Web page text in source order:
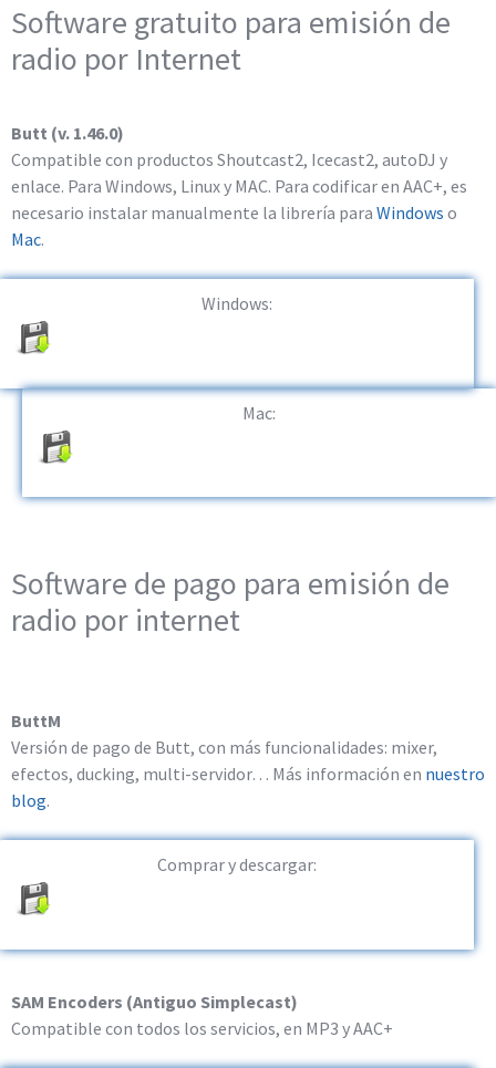
Software gratuito para emisión de
radio por Internet
Butt (v. 1.46.0)
Compatible con productos Shoutcast2, Icecast2, autoDJ y
enlace. Para Windows, Linux y MAC. Para codificar en AAC+, es
necesario instalar manualmente la librería para Windows o
Mac.
Windows:
Mac:
Software de pago para emisión de
radio por internet
ButtM
Versión de pago de Butt, con más funcionalidades: mixer,
efectos, ducking, multi-servidor… Más información en nuestro
blog.
Comprar y descargar:
SAM Encoders (Antiguo Simplecast)
Compatible con todos los servicios, en MP3 y AAC+